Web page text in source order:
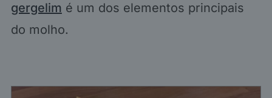
gergelim é um dos elementos principais
do molho.